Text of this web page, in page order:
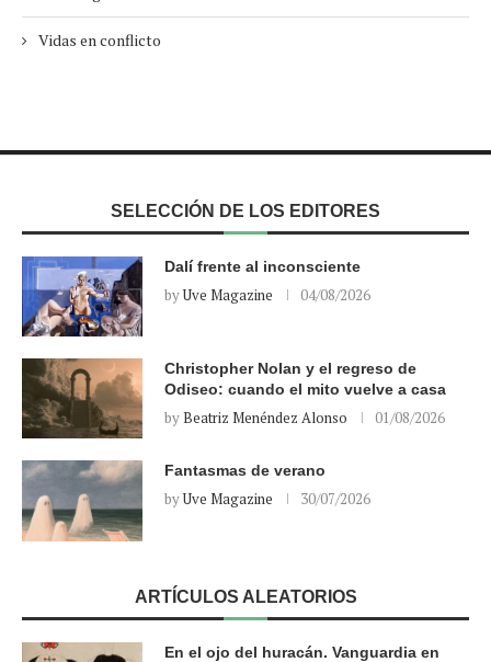
Vidas en conflicto
SELECCIÓN DE LOS EDITORES
Dalí frente al inconsciente
byUve Magazine 04/08/2026
Christopher Nolan y el regreso de
Odiseo: cuando el mito vuelve a casa
byBeatriz Menéndez Alonso 01/08/2026
Fantasmas de verano
byUve Magazine 30/07/2026
ARTÍCULOS ALEATORIOS
En el ojo del huracán. Vanguardia en